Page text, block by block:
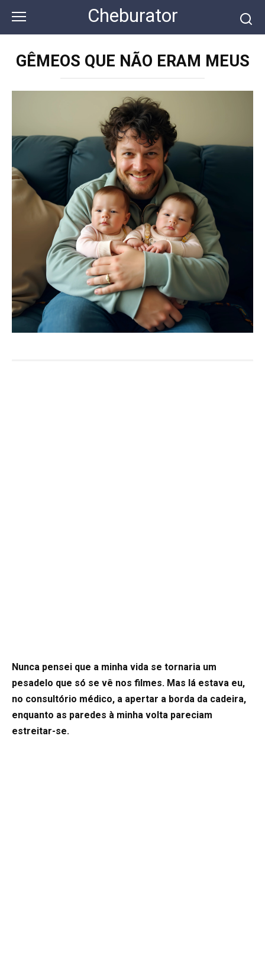
контенту
Cheburator
GÊMEOS QUE NÃO ERAM MEUS
Nunca pensei que a minha vida se tornaria um
pesadelo que só se vê nos filmes. Mas lá estava eu,
no consultório médico, a apertar a borda da cadeira,
enquanto as paredes à minha volta pareciam
estreitar-se.